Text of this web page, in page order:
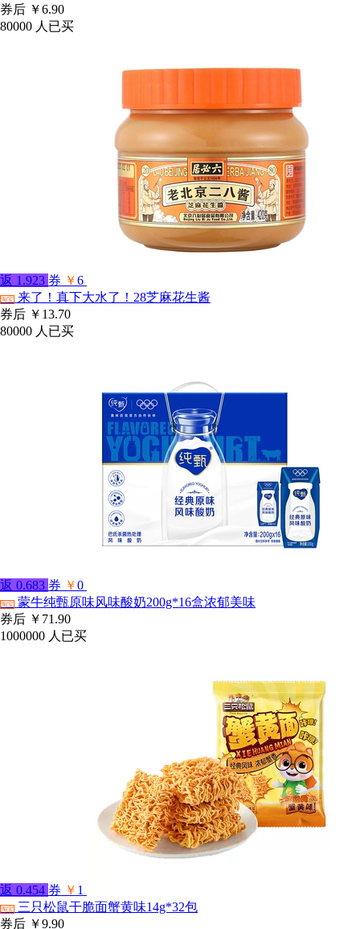
券后 ￥6.90
80000 人已买
返 1.923 券 ￥6
淘宝 来了！真下大水了！28芝麻花生酱
券后 ￥13.70
80000 人已买
返 0.683 券 ￥0
淘宝 蒙牛纯甄原味风味酸奶200g*16盒浓郁美味
券后 ￥71.90
1000000 人已买
返 0.454 券 ￥ 1
淘宝
三只松鼠干脆面蟹黄味14g*32包
券后 ￥9.90